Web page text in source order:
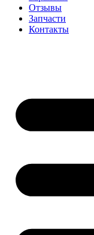
Отзывы
Запчасти
Контакты